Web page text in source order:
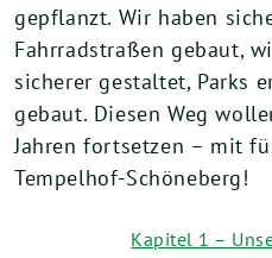
gepflanzt. Wir haben
Fahrradstraßen gebaut,
sicherer gestaltet, Parks
gebaut. Diesen Weg
Jahren fortsetzen – mit
Tempelhof-Schöneberg!
Kapitel 1 –